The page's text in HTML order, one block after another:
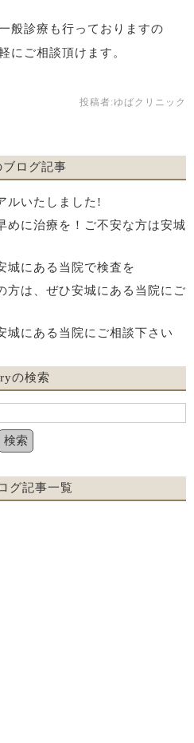
般診療も行っておりますの
にご相談頂けます。
投稿者: ゆばクリニック
ブログ記事
ルいたしました!
めに治療を！ご不安な方は安城
城にある当院で検査を
方は、ぜひ安城にある当院にご
城にある当院にご相談下さい
の検索
グ記事一覧